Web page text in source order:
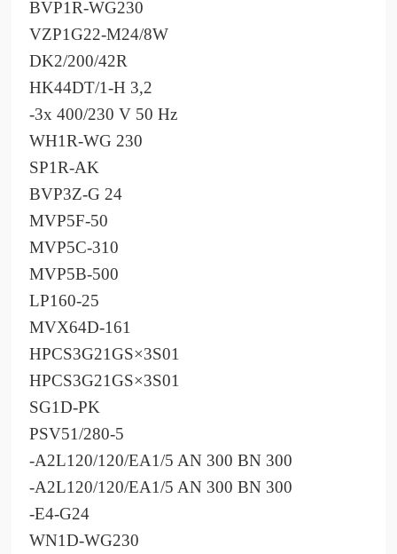
BVP1R-WG230
VZP1G22-M24/8W
DK2/200/42R
HK44DT/1-H 3,2
-3x 400/230 V 50 Hz
WH1R-WG 230
SP1R-AK
BVP3Z-G 24
MVP5F-50
MVP5C-310
MVP5B-500
LP160-25
MVX64D-161
HPCS3G21GS×3S01
HPCS3G21GS×3S01
SG1D-PK
PSV51/280-5
-A2L120/120/EA1/5 AN 300 BN 300
-A2L120/120/EA1/5 AN 300 BN 300
-E4-G24
WN1D-WG230